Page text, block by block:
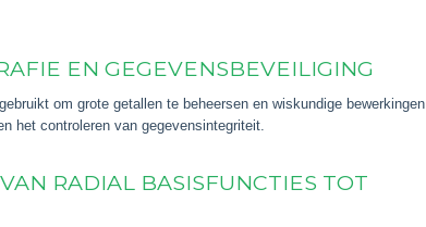
EN GEGEVENSBEVEILIGING
om grote getallen te beheersen en wiskundige bewerkingen
het controleren van gegevensintegriteit.
RADIAL BASISFUNCTIES TOT